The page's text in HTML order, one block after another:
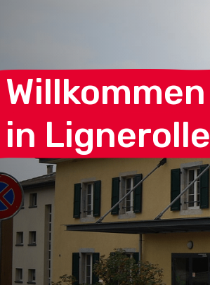
Willkommen
in Lignerolle